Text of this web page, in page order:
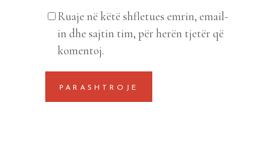
Ruaje në këtë shfletues emrin, email-
in dhe sajtin tim, për herën tjetër që
komentoj.